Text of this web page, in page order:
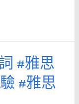
#雅思
#雅思